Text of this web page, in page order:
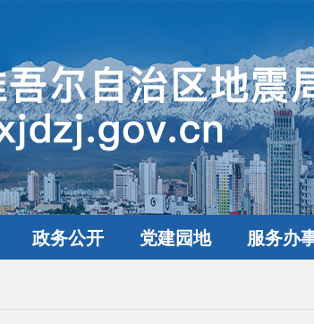
政务公开 党建园地 服务办